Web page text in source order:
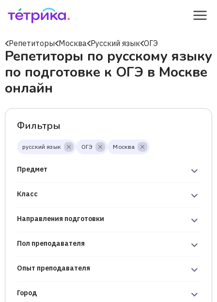
Репетиторы Москва Русский язык ОГЭ
Репетиторы по русскому языку
по подготовке к ОГЭ в Москве
онлайн
Фильтры
русский язык ОГЭ Москва
Предмет
Класс
Направления подготовки
Пол преподавателя
Опыт преподавателя
Город